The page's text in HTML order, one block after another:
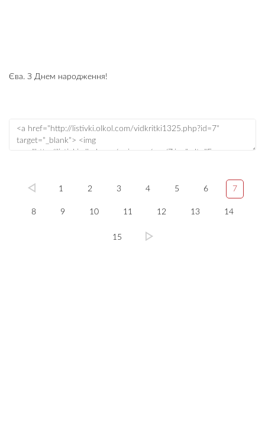
Єва. З Днем народження!
1 2 3 4 5 6 7
8 9 10 11 12 13 14
15